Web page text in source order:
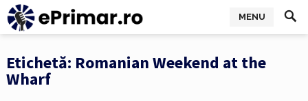
MENU
Etichetă: Romanian Weekend at the
Wharf